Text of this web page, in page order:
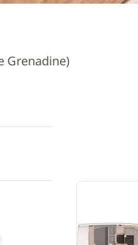
Grenadine)